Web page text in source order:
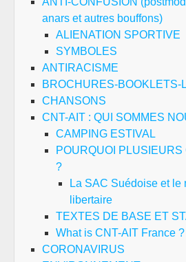
anars et autres bouffons)
ALIENATION SPORTIVE
SYMBOLES
ANTIRACISME
BROCHURES-BOOKLETS-
CHANSONS
CNT-AIT : QUI SOMMES
CAMPING ESTIVAL
POURQUOI
?
La SAC Suédoise et le
libertaire
TEXTES DE BASE ET
What is CNT-AIT France ?
CORONAVIRUS